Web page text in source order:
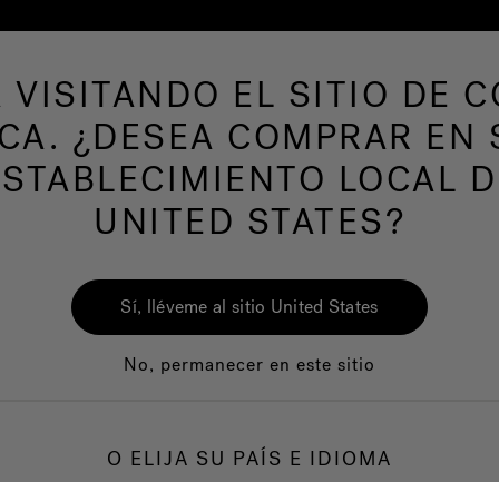
hidromasaje Más productos Nuestra
VISITANDO EL SITIO DE
¿DESEA COMPRAR EN
LOCAL
UNITED STATES?
Sí, lléveme al sitio United States
No, permanecer en este sitio
O ELIJA SU PAÍS E IDIOMA